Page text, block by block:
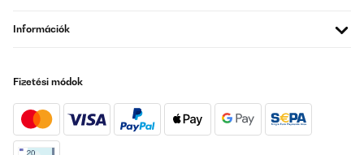
Információk
Fizetési módok